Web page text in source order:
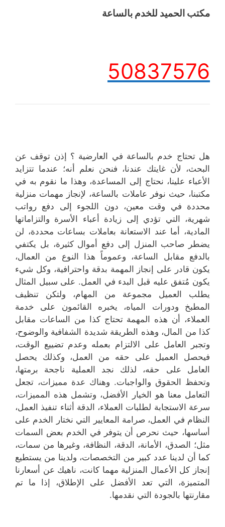
مكتب الحميد للخدم بالساعة
50837576
هل تحتاج خدم بالساعة في العارضية ؟ إذن توقف عن
البحث، لأن غايتك عندنا، فنحن نعلم أنه؛ عندما تتزايد
الأعباء علينا، نحتاج إلى المساعدة، وهذا ما نقوم به في
مكتبنا، حيث نوفر عاملات بالساعة، لإنجاز مهمات منزلية
محددة في وقت معين، دون اللجوء إلى دفع رواتب
شهرية، التي تؤدي إلى زيادة أعباء الأسرة والتزاماتها
المادية، أما عند الاستعانة بعاملات بساعات محددة، لن
يضطر صاحب المنزل إلى دفع أموال كثيرة، بل يكتفي
بالدفع مقابل الساعة، وعموماً هذا النوع من العمال،
يكون قادر على إنجاز المهمة بدقة واحترافية، وكل شيء
يكون مُتفق عليه قبل البدء في العمل. على سبيل المثال
يطلب العميل مجموعة من المهام، ولتكن تنظيف
المطبخ ودورات المياه، يخبره القائمون على خدمة
العملاء، أن هذه المهمة تحتاج كذا من الساعات مقابل
كذا من المال، وهذه الطريقة شديدة الشفافية والوضوح،
وتجبر العامل على الالتزام بعمله وعدم تضييع الوقت،
فيحصل العميل على حقه من العمل، وكذلك يحصل
العامل على حقه، لذلك نجد العملية ناجحة برمتها،
وتحفظ الحقوق والواجبات. وهناك عدة مميزات، تجعل
التعامل معنا هو الخيار الأفضل، وتشمل هذه المميزات،
سرعة الاستجابة لطلبات العملاء، الدقة أثناء تنفيذ العمل،
النظام في العمل، صرامة المعايير التي نختار الخدم على
أساسها، حيث نحرص أن يتوفر في الخدم بعض السمات
مثل؛ الصدق، الأمانة، الدقة، النظافة، وغيرها من سمات،
كما أن لدينا عدد كبير من التخصصات، ولدينا من يستطيع
إنجاز كل الأعمال المنزلية مهما كانت، ناهيك عن أسعارنا
المتميزة، التي تعد الأفضل على الإطلاق، إذا ما تم
مقارنتها بالجودة التي نقدمها.